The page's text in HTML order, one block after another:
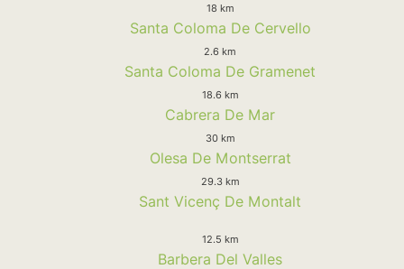
18 km
Santa Coloma De Cervello
2.6 km
Santa Coloma De Gramenet
18.6 km
Cabrera De Mar
30 km
Olesa De Montserrat
29.3 km
Sant Vicenç De Montalt
12.5 km
Barbera Del Valles